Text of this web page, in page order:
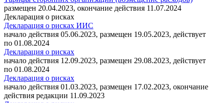
размещен 20.04.2023, окончание действия 11.07.2024
Декларация о рисках
Декларация о рисках ИИС
начало действия 05.06.2023, размещен 19.05.2023, действует
по 01.08.2024
Декларация о рисках
начало действия 12.09.2023, размещен 29.08.2023, действует
по 01.08.2024
Декларация о рисках
начало действия 01.03.2023, размещен 17.02.2023, окончание
действия редакции 11.09.2023